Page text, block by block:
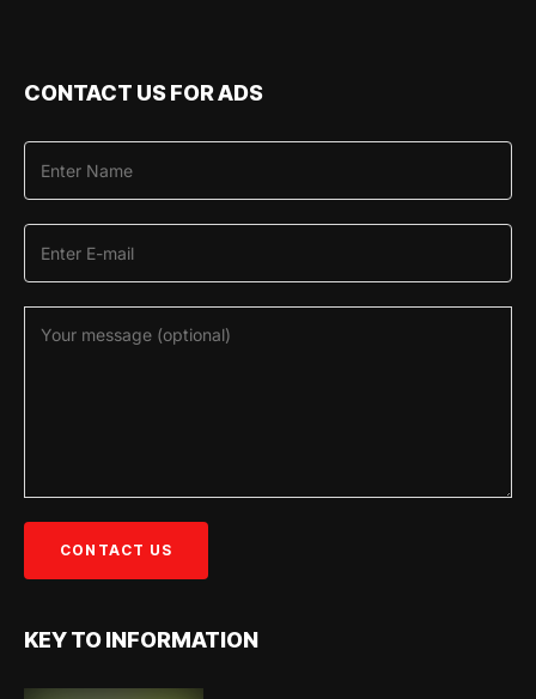
CONTACT US FOR ADS
KEY TO INFORMATION